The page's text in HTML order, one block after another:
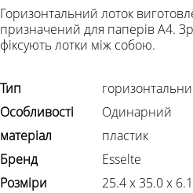
Горизонтальний лоток
призначений для паперів А4.
фіксують лотки між собою.
Тип
Особливості
Одинарний
матеріал
пластик
Бренд
Esselte
Розміри
25.4 х 35.0 х